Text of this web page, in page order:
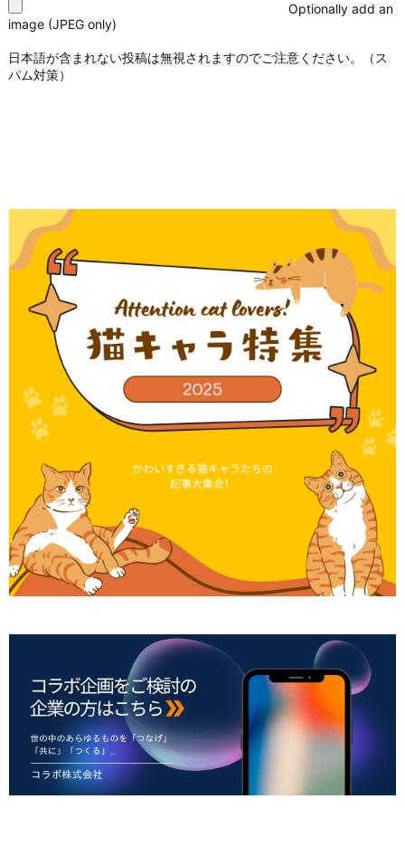
Optionally add an
image (JPEG only)
日本語が含まれない投稿は無視されますのでご注意ください。（ス
パム対策）